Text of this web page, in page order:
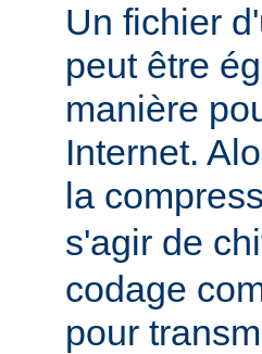
Un fichier
peut être
manière
Internet.
la
s'agir de
codage
pour